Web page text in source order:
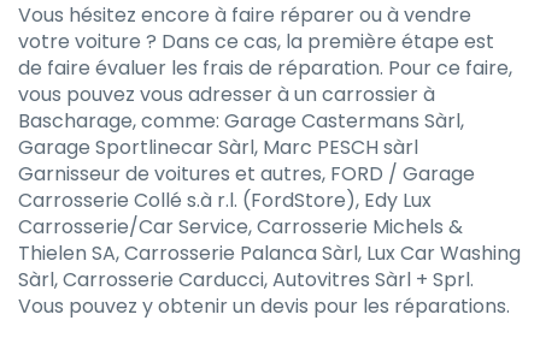
Vous hésitez encore à faire réparer ou à vendre
votre voiture ? Dans ce cas, la première étape est
de faire évaluer les frais de réparation. Pour ce faire,
vous pouvez vous adresser à un carrossier à
Bascharage, comme: Garage Castermans Sàrl,
Garage Sportlinecar Sàrl, Marc PESCH sàrl
Garnisseur de voitures et autres, FORD / Garage
Carrosserie Collé s.à r.l. (FordStore), Edy Lux
Carrosserie/Car Service, Carrosserie Michels &
Thielen SA, Carrosserie Palanca Sàrl, Lux Car Washing
Sàrl, Carrosserie Carducci, Autovitres Sàrl + Sprl.
Vous pouvez y obtenir un devis pour les réparations.